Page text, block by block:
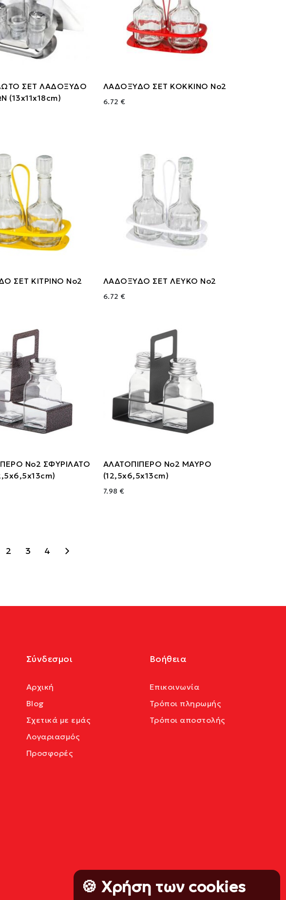
🍪 Χρήση των cookies
ΣΕΤ ΛΑΔΟΞΥΔΟ
(13x11x18cm)
ΛΑΔΟΞΥΔΟ ΣΕΤ ΚΟΚΚΙΝΟ Νο2
6.72 €
ΣΕΤ ΚΙΤΡΙΝΟ Νο2 ΛΑΔΟΞΥΔΟ ΣΕΤ ΛΕΥΚΟ Νο2
6.72 €
Νο2 ΣΦΥΡΙΛΑΤΟ
ΑΛΑΤΟΠΙΠΕΡΟ Νο2 ΜΑΥΡΟ
(12,5x6,5x13cm)
7.98 €
2 3 4
Σύνδεσμοι
Αρχική
Blog
Σχετικά με εμάς
Λογαριασμός
Προσφορές
Βοήθεια
Επικοινωνία
Τρόποι πληρωμής
Τρόποι αποστολής